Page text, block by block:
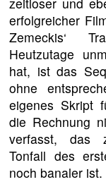
erfolgreicher
Zemeckis‘
Heutzutage
hat, ist das
ohne
eigenes Skript
die Rechnung
verfasst, das
Tonfall des
noch banaler ist.